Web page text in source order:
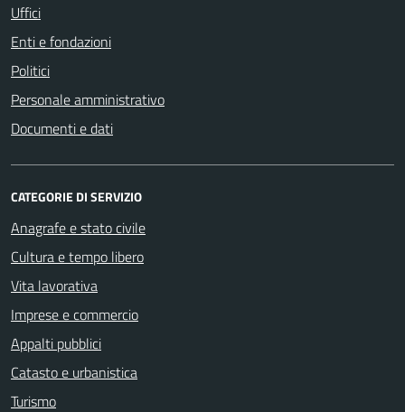
Uffici
Enti e fondazioni
Politici
Personale amministrativo
Documenti e dati
CATEGORIE DI SERVIZIO
Anagrafe e stato civile
Cultura e tempo libero
Vita lavorativa
Imprese e commercio
Appalti pubblici
Catasto e urbanistica
Turismo